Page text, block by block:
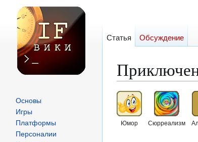
Перейти
к
навигации
Перейти
к
поиску
Юмор Сюрреализм
Статья Обсуждение
Основы
Игры
Платформы
Персоналии